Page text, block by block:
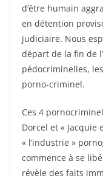
d’être humain
en détention
judiciaire. Nous
départ de la fin de
pédocriminelles,
porno-criminel.
Ces 4
Dorcel et « Jacquie
« l’industrie »
commence à se
révèle des faits